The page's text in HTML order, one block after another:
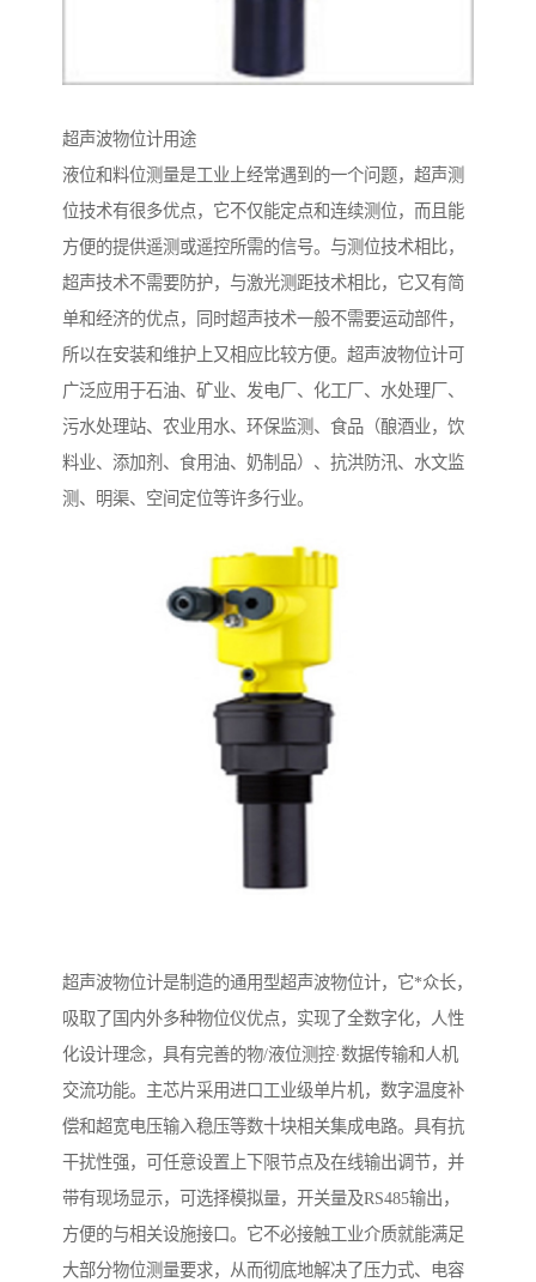
超声波物位计用途
液位和料位测量是工业上经常遇到的一个问题，超声测
位技术有很多优点，它不仅能定点和连续测位，而且能
方便的提供遥测或遥控所需的信号。与测位技术相比，
超声技术不需要防护，与激光测距技术相比，它又有简
单和经济的优点，同时超声技术一般不需要运动部件，
所以在安装和维护上又相应比较方便。超声波物位计可
广泛应用于石油、矿业、发电厂、化工厂、水处理厂、
污水处理站、农业用水、环保监测、食品（酿酒业，饮
料业、添加剂、食用油、奶制品）、抗洪防汛、水文监
测、明渠、空间定位等许多行业。
超声波物位计是制造的通用型超声波物位计，它*众长，
吸取了国内外多种物位仪优点，实现了全数字化，人性
化设计理念，具有完善的物/液位测控·数据传输和人机
交流功能。主芯片采用进口工业级单片机，数字温度补
偿和超宽电压输入稳压等数十块相关集成电路。具有抗
干扰性强，可任意设置上下限节点及在线输出调节，并
带有现场显示，可选择模拟量，开关量及RS485输出，
方便的与相关设施接口。它不必接触工业介质就能满足
大部分物位测量要求，从而彻底地解决了压力式、电容